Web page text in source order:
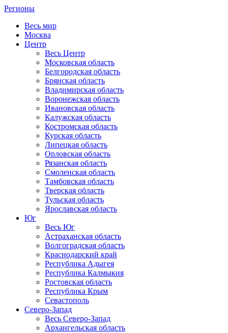
Регионы
Весь мир
Москва
Центр
Весь Центр
Московская область
Белгородская область
Брянская область
Владимирская область
Воронежская область
Ивановская область
Калужская область
Костромская область
Курская область
Липецкая область
Орловская область
Рязанская область
Смоленская область
Тамбовская область
Тверская область
Тульская область
Ярославская область
Юг
Весь Юг
Астраханская область
Волгоградская область
Краснодарский край
Республика Адыгея
Республика Калмыкия
Ростовская область
Республика Крым
Севастополь
Северо-Запад
Весь Северо-Запад
Архангельская область